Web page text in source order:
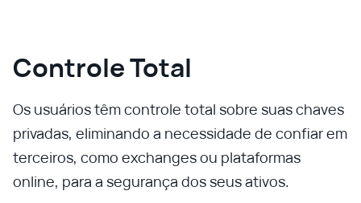
Controle Total
Os usuários têm controle total sobre suas chaves
privadas, eliminando a necessidade de confiar em
terceiros, como exchanges ou plataformas
online, para a segurança dos seus ativos.